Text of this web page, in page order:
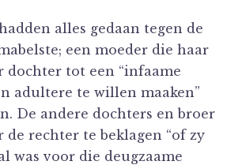
alles gedaan tegen de
een moeder die haar
dochter tot een “infaame
adultere te willen maaken”
De andere dochters en broer
de rechter te beklagen “of zy
was voor die deugzaame